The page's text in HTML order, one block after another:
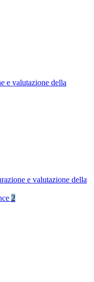
e valutazione della
e valutazione della
2